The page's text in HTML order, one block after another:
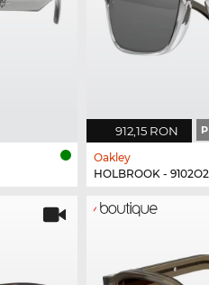
912,15 RON P
Oakley
HOLBROOK - 9102O2